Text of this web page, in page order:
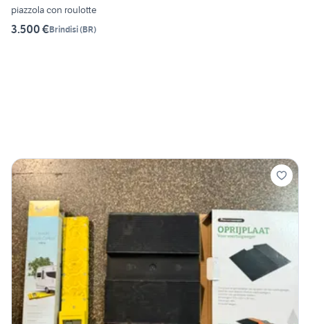
piazzola con roulotte
3.500 €Brindisi(BR)